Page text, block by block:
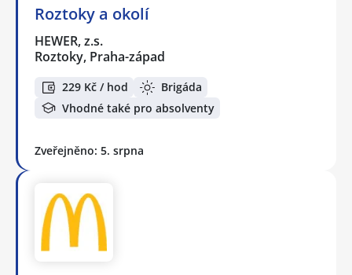
Roztoky a okolí
HEWER, z.s.
Roztoky, Praha-západ
229 Kč / hod
Brigáda
Vhodné také pro absolventy
Zveřejněno: 5. srpna